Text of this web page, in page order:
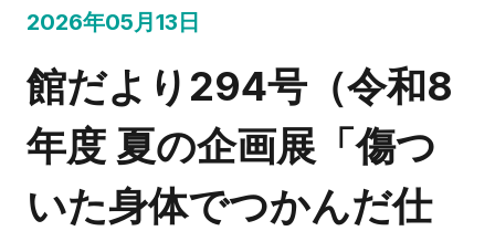
2026年05月13日
館だより294号（令和8
年度 夏の企画展「傷つ
いた身体でつかんだ仕